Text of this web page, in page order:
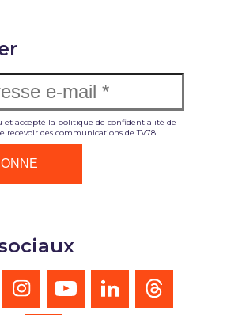
et accepté la politique de confidentialité de
recevoir des communications de TV78.